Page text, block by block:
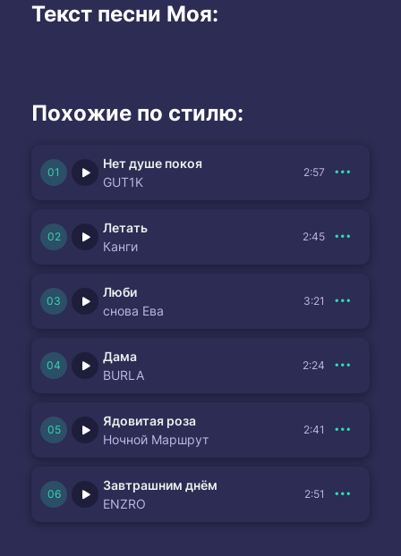
Текст песни Моя:
Похожие по стилю:
Нет душе покоя
GUT1K
2:57
Летать
Канги
2:45
Люби
снова Ева
3:21
Дама
BURLA
2:24
Ядовитая роза
Ночной Маршрут
2:41
Завтрашним днём
ENZRO
2:51